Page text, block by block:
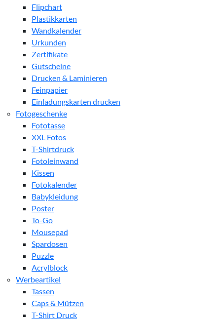
Flipchart
Plastikkarten
Wandkalender
Urkunden
Zertifikate
Gutscheine
Drucken & Laminieren
Feinpapier
Einladungskarten drucken
Fotogeschenke
Fototasse
XXL Fotos
T-Shirtdruck
Fotoleinwand
Kissen
Fotokalender
Babykleidung
Poster
To-Go
Mousepad
Spardosen
Puzzle
Acrylblock
Werbeartikel
Tassen
Caps & Mützen
T-Shirt Druck